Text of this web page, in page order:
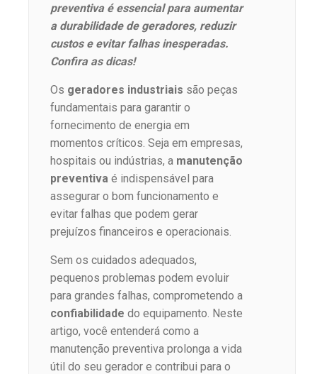
preventiva é essencial para aumentar
a durabilidade de geradores, reduzir
custos e evitar falhas inesperadas.
Confira as dicas!
Os geradores industriais são peças
fundamentais para garantir o
fornecimento de energia em
momentos críticos. Seja em empresas,
hospitais ou indústrias, a manutenção
preventiva é indispensável para
assegurar o bom funcionamento e
evitar falhas que podem gerar
prejuízos financeiros e operacionais.
Sem os cuidados adequados,
pequenos problemas podem evoluir
para grandes falhas, comprometendo a
confiabilidade do equipamento. Neste
artigo, você entenderá como a
manutenção preventiva prolonga a vida
útil do seu gerador e contribui para o